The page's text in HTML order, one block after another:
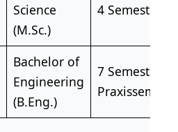
Science
(M.Sc.)
4 Semester
Bachelor of
Engineering
(B.Eng.)
7 Semester